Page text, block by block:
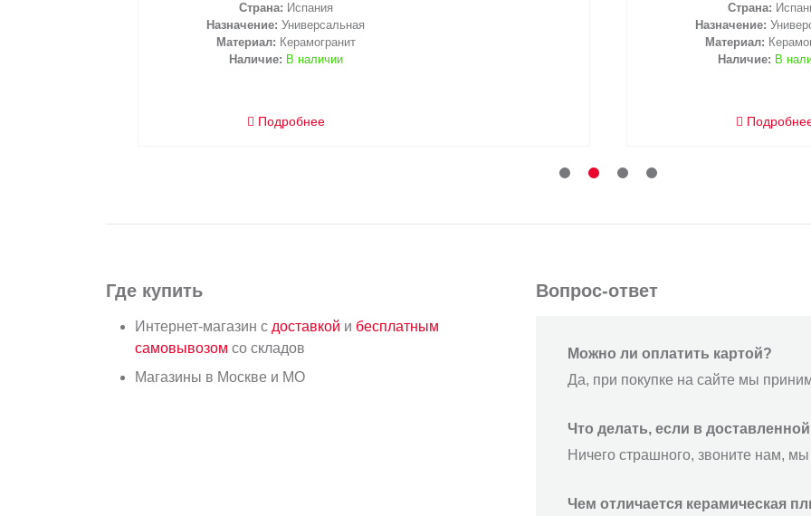
Страна: Испания
Назначение: Универсальная
Материал: Керамогранит
Наличие: В наличии
Подробнее
Страна:
Назначение:
Материал:
Наличие: В
Где купить
Интернет-магазин с доставкой и бесплатным
самовывозом со складов
Магазины в Москве и МО
Вопрос-ответ
Можно ли оплатить картой?
Да, при покупке на сайте мы
Что делать, если в
Ничего страшного, звоните нам,
Чем отличается керамическая